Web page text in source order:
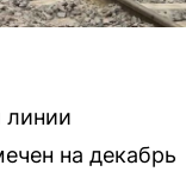
линии
на декабрь